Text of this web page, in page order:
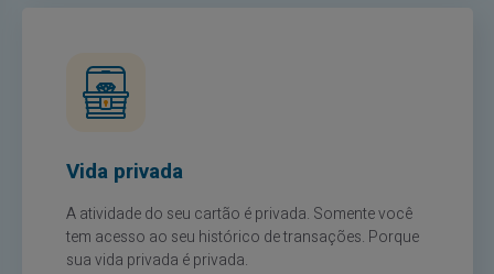
Vida privada
A atividade do seu cartão é privada. Somente você
tem acesso ao seu histórico de transações. Porque
sua vida privada é privada.